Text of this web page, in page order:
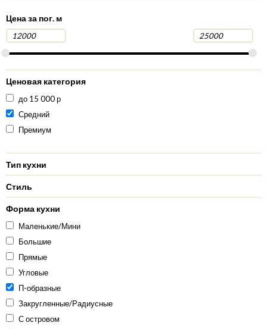
Цена за пог. м
Ценовая категория
до 15 000 р
Средний
Премиум
Тип кухни
Стиль
Форма кухни
Маленькие/Мини
Большие
Прямые
Угловые
П-образные
Закругленные/Радиусные
С островом